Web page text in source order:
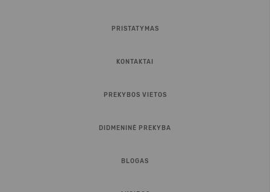
PRISTATYMAS
KONTAKTAI
PREKYBOS VIETOS
DIDMENINĖ PREKYBA
BLOGAS